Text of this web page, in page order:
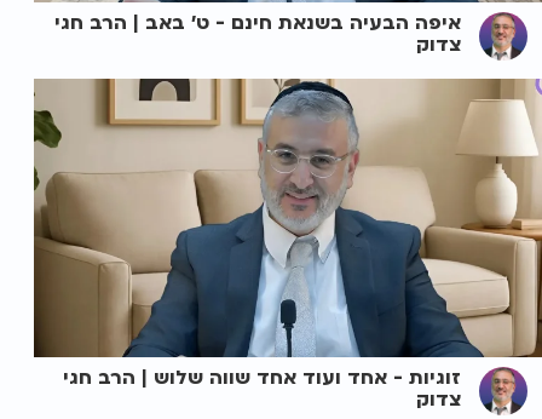
איפה הבעיה בשנאת חינם - ט' באב | הרב חגי
צדוק
זוגיות - אחד ועוד אחד שווה שלוש | הרב חגי
צדוק